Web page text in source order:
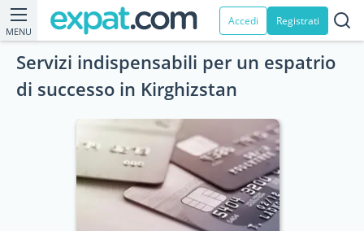
MENU
Accedi Registrati
Servizi indispensabili per un espatrio
di successo in Kirghizstan